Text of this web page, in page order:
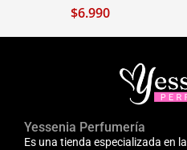
$6.990
Yessenia Perfumería
Es una tienda especializada en la